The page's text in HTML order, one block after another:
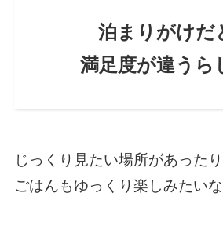
泊まりがけだ
満足度が違うら
じっくり見たい場所があったり
ごはんもゆっくり楽しみたい